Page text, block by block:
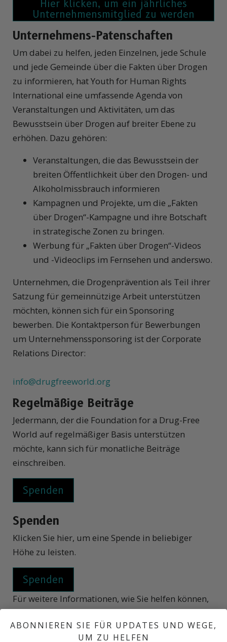
Unternehmens-Patenschaften
Um dabei zu helfen, jeden Einzelnen, jede Schule
und jede Gemeinde über die Fakten über Drogen
zu informieren, hat Youth for Human Rights
International eine umfassende Agenda von
Veranstaltungen und Aktivitäten, um das
Bewusstsein über Drogen auf breiter Ebene zu
erhöhen. Dazu gehören:
Veranstaltungen, die das Bewusstsein der
breiten Öffentlichkeit über den Drogen- und
Alkoholmissbrauch informieren
Kampagnen und Projekte, um die „Fakten
über Drogen“-Kampagne und ihre Botschaft
in strategische Zonen zu bringen.
Werbung für „Fakten über Drogen“-Videos
und -Videoclips im Fernsehen und anderswo.
Unternehmen, die Drogenprävention als Teil ihrer
Satzung für gemeinnützige Arbeit unterstützen
möchten, können sich für ein Sponsoring
bewerben. Die Kontaktperson für Bewerbungen
um Unternehmenssponsoring ist der Corporate
Relations Director:
info@drugfreeworld.org
Regelmäßige Beiträge
Jedermann, der die Foundation for a Drug-Free
World auf regelmäßiger Basis unterstützen
möchte, kann sich für monatliche Beiträge
einschreiben.
Spenden
Klicken Sie hier, um eine Spende in beliebiger
Höhe zu leisten.
Für weitere Informationen, wie Sie helfen können,
kontaktieren Sie uns hier.
Spenden in jeder Höhe werden geschätzt und das
ABONNIEREN SIE FÜR UPDATES UND WEGE,
UM ZU HELFEN